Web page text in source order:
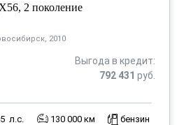
2 поколение
2010
Выгода в кредит:
792 431 руб.
л.с. 130 000 км бензин